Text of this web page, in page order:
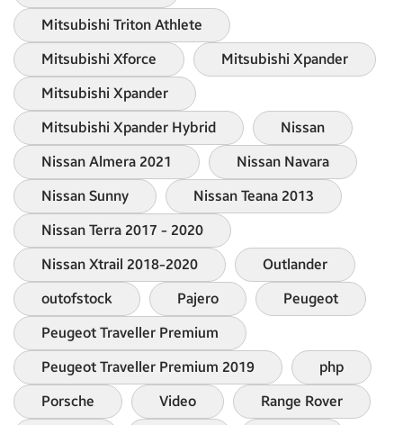
Mitsubishi Triton Athlete
Mitsubishi Xforce
Mitsubishi Xpander
Mitsubishi Xpander
Mitsubishi Xpander Hybrid
Nissan
Nissan Almera 2021
Nissan Navara
Nissan Sunny
Nissan Teana 2013
Nissan Terra 2017 - 2020
Nissan Xtrail 2018-2020
Outlander
outofstock
Pajero
Peugeot
Peugeot Traveller Premium
Peugeot Traveller Premium 2019
php
Porsche
Video
Range Rover